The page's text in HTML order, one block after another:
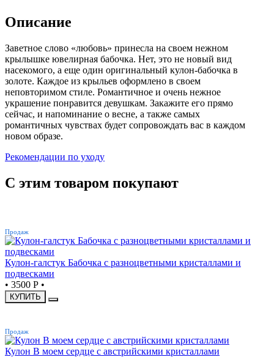
Описание
Заветное слово «любовь» принеcла на своем нежном
крылышке ювелирная бабочка. Нет, это не новый вид
насекомого, а еще один оригинальный кулон-бабочка в
золоте. Каждое из крыльев оформлено в своем
неповторимом стиле. Романтичное и очень нежное
украшение понравится девушкам. Закажите его прямо
сейчас, и напоминание о весне, а также самых
романтичных чувствах будет сопровождать вас в каждом
новом образе.
Рекомендации по уходу
С этим товаром покупают
Продаж
Кулон-галстук Бабочка с разноцветными кристаллами и
подвесками
• 3500 Р •
КУПИТЬ
Продаж
Кулон В моем сердце с австрийскими кристаллами